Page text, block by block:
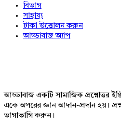
বিভাগ
সাহায্য
টাকা উত্তোলন করুন
আড্ডাবাজ অ্যাপ
আড্ডাবাজ একটি সামাজিক প্রশ্নোত্তর
একে অপরের জ্ঞান আদান-প্রদান হয়।
ভাগাভাগি করুন।